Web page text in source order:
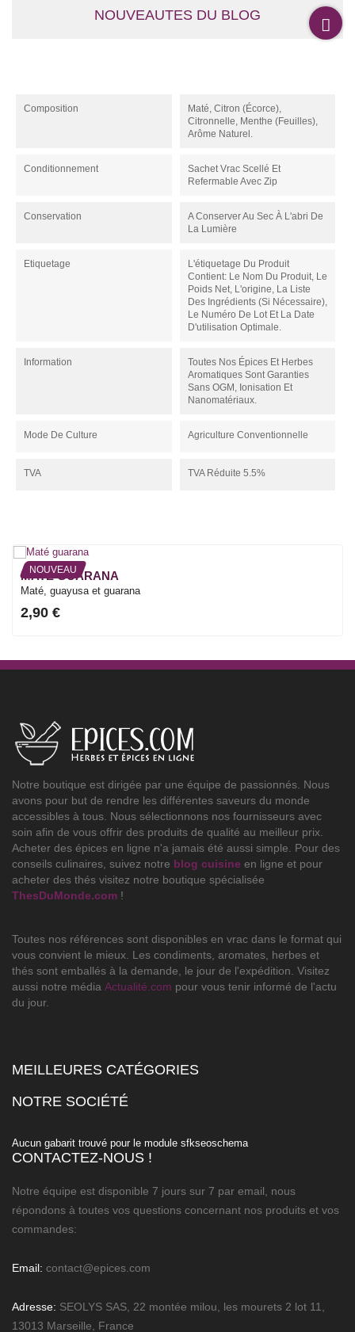
NOUVEAUTES DU BLOG
Composition
Maté, Citron (écorce),
Citronnelle, Menthe (feuilles),
Arôme Naturel.
Conditionnement
Sachet Vrac Scellé Et
Refermable Avec Zip
Conservation
A Conserver Au Sec À L'abri De
La Lumière
Etiquetage
L'étiquetage Du Produit
Contient: Le Nom Du Produit, Le
Poids Net, L'origine, La Liste
Des Ingrédients (si Nécessaire),
Le Numéro De Lot Et La Date
D'utilisation Optimale.
Information
Toutes Nos Épices Et Herbes
Aromatiques Sont Garanties
Sans OGM, Ionisation Et
Nanomatériaux.
Mode De Culture Agriculture Conventionnelle
TVA TVA Réduite 5.5%
NOUVEAU
MATÉ GUARANA
Maté, guayusa et guarana
2,90 €
Notre boutique est dirigée par une équipe de passionnés. Nous
avons pour but de rendre les différentes saveurs du monde
accessibles à tous. Nous sélectionnons nos fournisseurs avec
soin afin de vous offrir des produits de qualité au meilleur prix.
Acheter des épices en ligne n'a jamais été aussi simple. Pour des
conseils culinaires, suivez notre blog cuisine en ligne et pour
acheter des thés visitez notre boutique spécialisée
ThesDuMonde.com !
Toutes nos références sont disponibles en vrac dans le format qui
vous convient le mieux. Les condiments, aromates, herbes et
thés sont emballés à la demande, le jour de l'expédition. Visitez
aussi notre média Actualité.com pour vous tenir informé de l'actu
du jour.
MEILLEURES CATÉGORIES
NOTRE SOCIÉTÉ
Aucun gabarit trouvé pour le module sfkseoschema
CONTACTEZ-NOUS !
Notre équipe est disponible 7 jours sur 7 par email, nous
répondons à toutes vos questions concernant nos produits et vos
commandes:
Email: contact@epices.com
Adresse: SEOLYS SAS, 22 montée milou, les mourets 2 lot 11,
13013 Marseille, France